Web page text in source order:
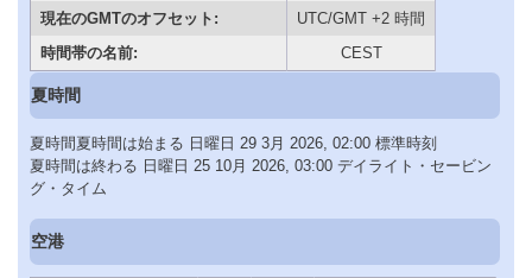
現在のGMTのオフセット:
UTC/GMT +2 時間
時間帯の名前:
CEST
夏時間
夏時間夏時間は始まる 日曜日 29 3月 2026, 02:00 標準時刻
夏時間は終わる 日曜日 25 10月 2026, 03:00 デイライト・セービン
グ・タイム
空港